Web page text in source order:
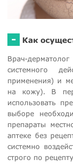
- Как
Врач-
системного
применения) и
на кожу). В
использовать
выборе
препараты
аптеке без
системно
строго по